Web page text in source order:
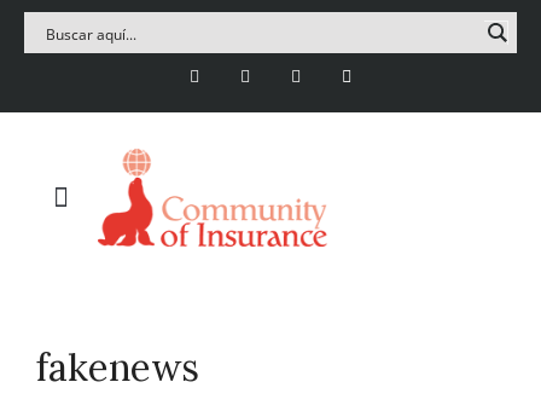
fakenews